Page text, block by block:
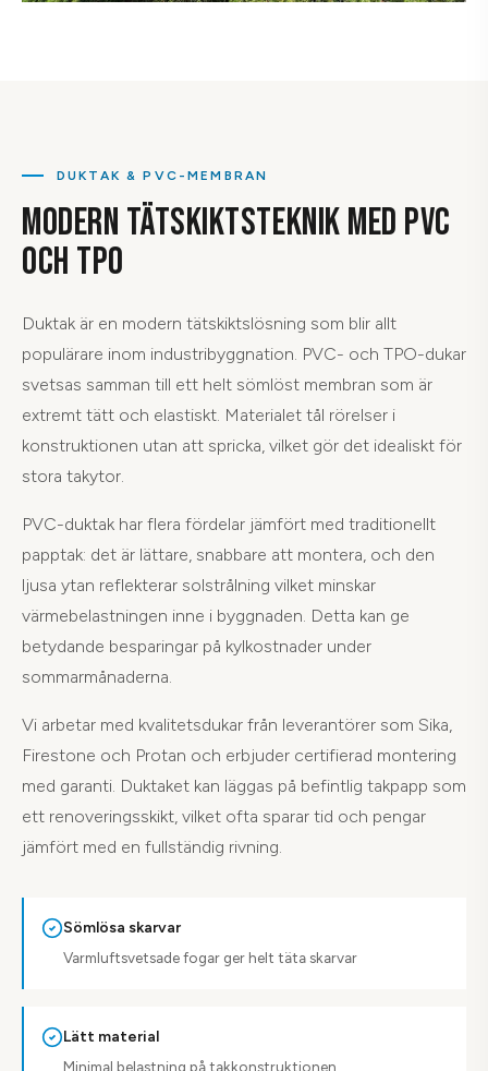
DUKTAK & PVC-MEMBRAN
MODERN TÄTSKIKTSTEKNIK MED PVC
OCH TPO
Duktak är en modern tätskiktslösning som blir allt
populärare inom industribyggnation. PVC- och TPO-dukar
svetsas samman till ett helt sömlöst membran som är
extremt tätt och elastiskt. Materialet tål rörelser i
konstruktionen utan att spricka, vilket gör det idealiskt för
stora takytor.
PVC-duktak har flera fördelar jämfört med traditionellt
papptak: det är lättare, snabbare att montera, och den
ljusa ytan reflekterar solstrålning vilket minskar
värmebelastningen inne i byggnaden. Detta kan ge
betydande besparingar på kylkostnader under
sommarmånaderna.
Vi arbetar med kvalitetsdukar från leverantörer som Sika,
Firestone och Protan och erbjuder certifierad montering
med garanti. Duktaket kan läggas på befintlig takpapp som
ett renoveringsskikt, vilket ofta sparar tid och pengar
jämfört med en fullständig rivning.
Sömlösa skarvar
Varmluftsvetsade fogar ger helt täta skarvar
Lätt material
Minimal belastning på takkonstruktionen